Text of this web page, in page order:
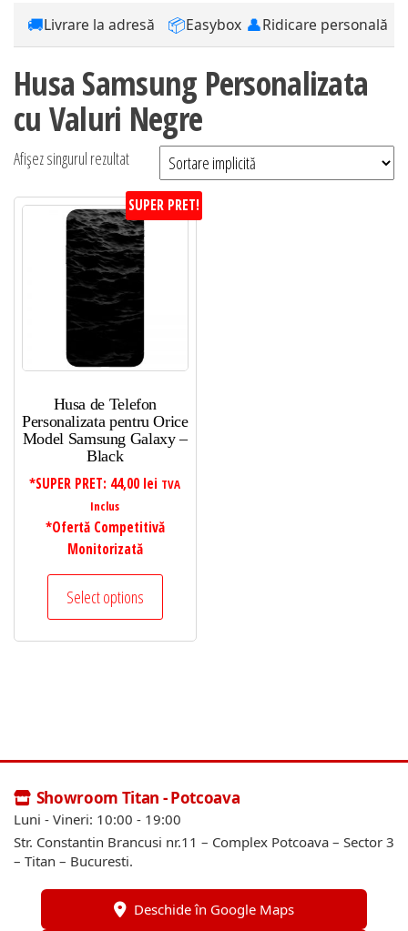
🚚Livrare la adresă 📦Easybox 👤Ridicare personală
Husa Samsung Personalizata
cu Valuri Negre
Afișez singurul rezultat
SUPER PRET!
Husa de Telefon
Personalizata pentru Orice
Model Samsung Galaxy –
Black
*SUPER PRET: 44,00 lei TVA
Inclus
*Ofertă Competitivă
Monitorizată
Select options
Showroom Titan - Potcoava
Luni - Vineri: 10:00 - 19:00
Str. Constantin Brancusi nr.11 – Complex Potcoava – Sector 3
– Titan – Bucuresti.
Deschide în Google Maps